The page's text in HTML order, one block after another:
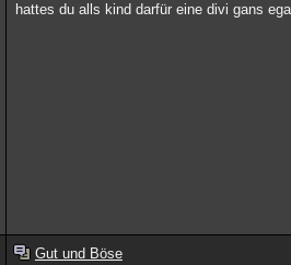
hattes du alls kind darfür eine divi gans
Gut und Böse